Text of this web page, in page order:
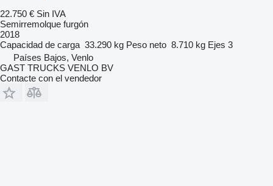
22.750 € Sin IVA
Semirremolque furgón
2018
Capacidad de carga 33.290 kg Peso neto 8.710 kg Ejes 3
Países Bajos, Venlo
GAST TRUCKS VENLO BV
Contacte con el vendedor